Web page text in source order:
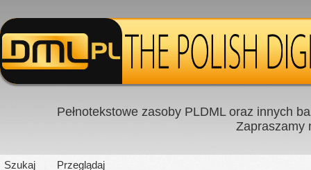
Pełnotekstowe zasoby PLDML oraz innych
Zapraszamy
Szukaj Przeglądaj